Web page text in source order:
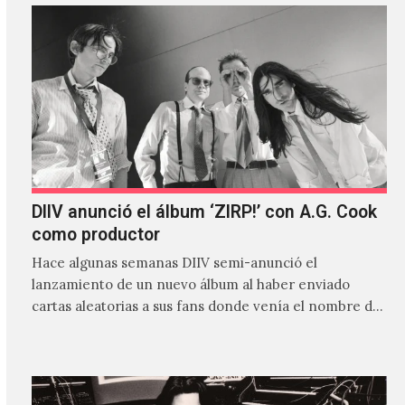
DIIV anunció el álbum ‘ZIRP!’ con A.G. Cook
como productor
Hace algunas semanas DIIV semi-anunció el
lanzamiento de un nuevo álbum al haber enviado
cartas aleatorias a sus fans donde venía el nombre de